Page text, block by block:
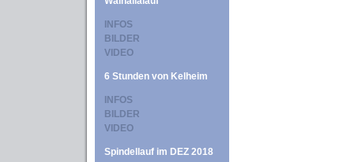
INFOS
BILDER
VIDEO
6 Stunden von Kelheim
INFOS
BILDER
VIDEO
Spindellauf im DEZ 2018